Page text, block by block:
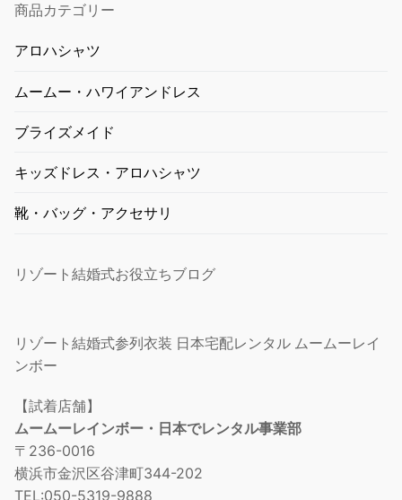
商品カテゴリー
アロハシャツ
ムームー・ハワイアンドレス
ブライズメイド
キッズドレス・アロハシャツ
靴・バッグ・アクセサリ
リゾート結婚式お役立ちブログ
リゾート結婚式参列衣装 日本宅配レンタル ムームーレイ
ンボー
【試着店舗】
ムームーレインボー・日本でレンタル事業部
〒236-0016
横浜市金沢区谷津町344-202
TEL:050-5319-9888